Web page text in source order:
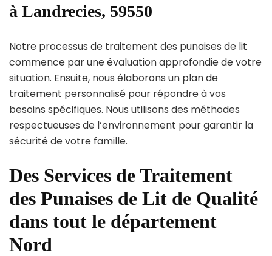
à Landrecies, 59550
Notre processus de traitement des punaises de lit
commence par une évaluation approfondie de votre
situation. Ensuite, nous élaborons un plan de
traitement personnalisé pour répondre à vos
besoins spécifiques. Nous utilisons des méthodes
respectueuses de l’environnement pour garantir la
sécurité de votre famille.
Des Services de Traitement
des Punaises de Lit de Qualité
dans tout le département
Nord